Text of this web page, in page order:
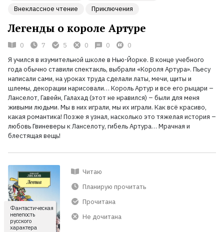
Внеклассное чтение
Приключения
Легенды о короле Артуре
0 7 5 0 0
0
Я учился в изумительной школе в Нью-Йорке. В конце учебного
года обычно ставили спектакль, выбрали «Короля Артура». Пьесу
написали сами, на уроках труда сделали латы, мечи, щиты и
шлемы, декорации нарисовали… Король Артур и все его рыцари –
Ланселот, Гавейн, Галахад (этот не нравился) – были для меня
живыми людьми. Мы в них играли, мы их играли. Как всё красиво,
какая романтика! Позже я узнал, насколько это тяжелая история –
любовь Гвиневеры к Ланселоту, гибель Артура… Мрачная и
блестящая вещь!
Фантастическая
нелепость
русского
характера
Читаю
Планирую прочитать
Прочитана
Не дочитана